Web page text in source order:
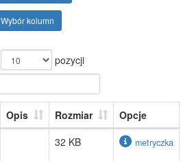
Wybór kolumn
pozycji
Opis Rozmiar
Opcje
32 KB metryczka